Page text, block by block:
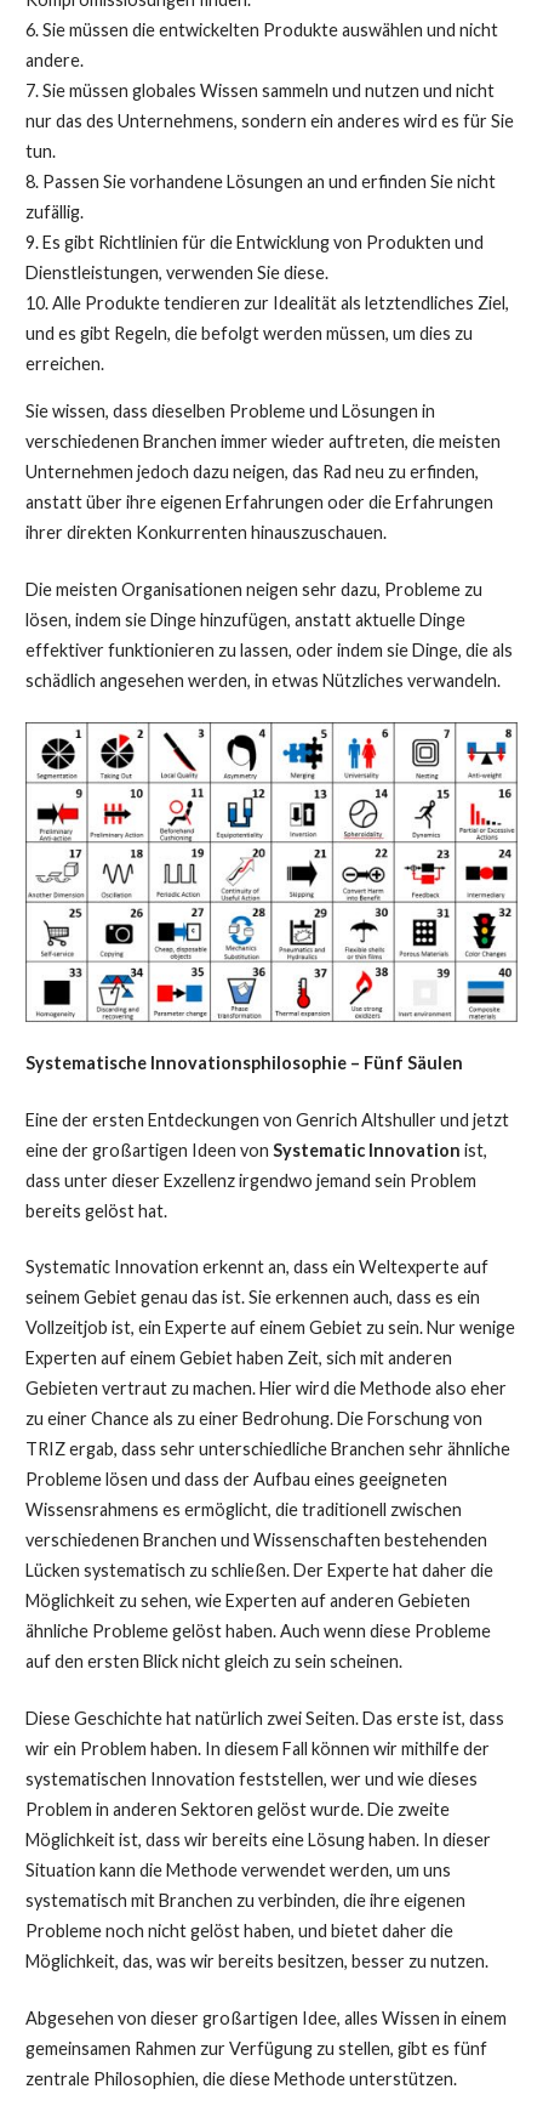
6. Sie müssen die entwickelten Produkte auswählen und nicht
andere.
7. Sie müssen globales Wissen sammeln und nutzen und nicht
nur das des Unternehmens, sondern ein anderes wird es für Sie
tun.
8. Passen Sie vorhandene Lösungen an und erfinden Sie nicht
zufällig.
9. Es gibt Richtlinien für die Entwicklung von Produkten und
Dienstleistungen, verwenden Sie diese.
10. Alle Produkte tendieren zur Idealität als letztendliches Ziel,
und es gibt Regeln, die befolgt werden müssen, um dies zu
erreichen.
Sie wissen, dass dieselben Probleme und Lösungen in
verschiedenen Branchen immer wieder auftreten, die meisten
Unternehmen jedoch dazu neigen, das Rad neu zu erfinden,
anstatt über ihre eigenen Erfahrungen oder die Erfahrungen
ihrer direkten Konkurrenten hinauszuschauen.
Die meisten Organisationen neigen sehr dazu, Probleme zu
lösen, indem sie Dinge hinzufügen, anstatt aktuelle Dinge
effektiver funktionieren zu lassen, oder indem sie Dinge, die als
schädlich angesehen werden, in etwas Nützliches verwandeln.
Systematische Innovationsphilosophie – Fünf Säulen
Eine der ersten Entdeckungen von Genrich Altshuller und jetzt
eine der großartigen Ideen von Systematic Innovation ist,
dass unter dieser Exzellenz irgendwo jemand sein Problem
bereits gelöst hat.
Systematic Innovation erkennt an, dass ein Weltexperte auf
seinem Gebiet genau das ist. Sie erkennen auch, dass es ein
Vollzeitjob ist, ein Experte auf einem Gebiet zu sein. Nur wenige
Experten auf einem Gebiet haben Zeit, sich mit anderen
Gebieten vertraut zu machen. Hier wird die Methode also eher
zu einer Chance als zu einer Bedrohung. Die Forschung von
TRIZ ergab, dass sehr unterschiedliche Branchen sehr ähnliche
Probleme lösen und dass der Aufbau eines geeigneten
Wissensrahmens es ermöglicht, die traditionell zwischen
verschiedenen Branchen und Wissenschaften bestehenden
Lücken systematisch zu schließen. Der Experte hat daher die
Möglichkeit zu sehen, wie Experten auf anderen Gebieten
ähnliche Probleme gelöst haben. Auch wenn diese Probleme
auf den ersten Blick nicht gleich zu sein scheinen.
Diese Geschichte hat natürlich zwei Seiten. Das erste ist, dass
wir ein Problem haben. In diesem Fall können wir mithilfe der
systematischen Innovation feststellen, wer und wie dieses
Problem in anderen Sektoren gelöst wurde. Die zweite
Möglichkeit ist, dass wir bereits eine Lösung haben. In dieser
Situation kann die Methode verwendet werden, um uns
systematisch mit Branchen zu verbinden, die ihre eigenen
Probleme noch nicht gelöst haben, und bietet daher die
Möglichkeit, das, was wir bereits besitzen, besser zu nutzen.
Abgesehen von dieser großartigen Idee, alles Wissen in einem
gemeinsamen Rahmen zur Verfügung zu stellen, gibt es fünf
zentrale Philosophien, die diese Methode unterstützen.